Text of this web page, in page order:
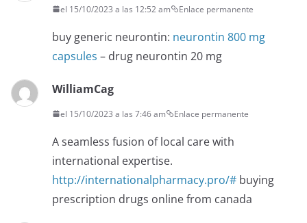
el 15/10/2023 a las 12:52 am Enlace permanente
buy generic neurontin: neurontin 800 mg
capsules – drug neurontin 20 mg
WilliamCag
el 15/10/2023 a las 7:46 am Enlace permanente
A seamless fusion of local care with
international expertise.
http://internationalpharmacy.pro/# buying
prescription drugs online from canada